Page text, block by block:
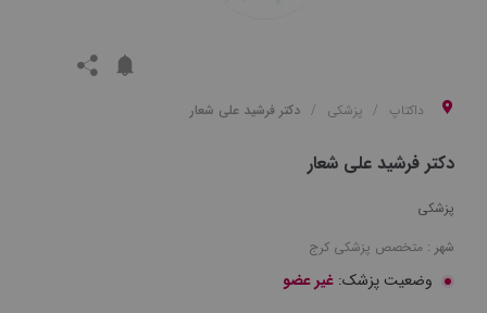
داکتاپ پزشکی دکتر فرشید علی شعار
دکتر فرشید علی شعار
پزشکی
شهر : متخصص پزشکی کرج
وضعیت پزشک: غیر عضو